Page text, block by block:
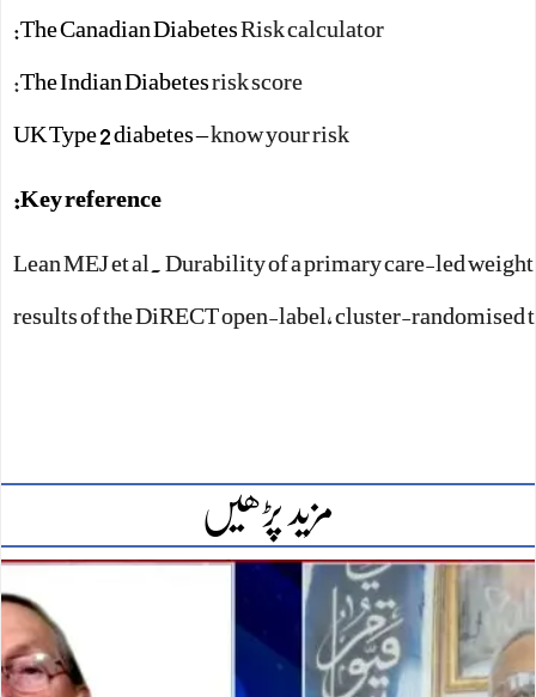
The Canadian DiabetesRisk calculator
:
The Indian Diabetesrisk score:
UK Type 2 diabetes –know your risk
Key reference:
Lean MEJ et al. Durability of a primary care-led
results of the DiRECT open-label, cluster-
مزید پڑھیں